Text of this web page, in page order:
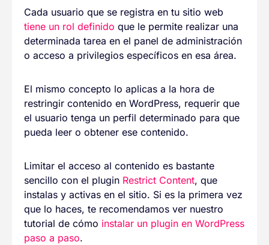
Cada usuario que se registra en tu sitio web
tiene un rol definido que le permite realizar una
determinada tarea en el panel de administración
o acceso a privilegios específicos en esa área.
El mismo concepto lo aplicas a la hora de
restringir contenido en WordPress, requerir que
el usuario tenga un perfil determinado para que
pueda leer o obtener ese contenido.
Limitar el acceso al contenido es bastante
sencillo con el plugin Restrict Content, que
instalas y activas en el sitio. Si es la primera vez
que lo haces, te recomendamos ver nuestro
tutorial de cómo instalar un plugin en WordPress
paso a paso.